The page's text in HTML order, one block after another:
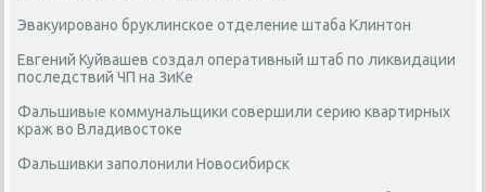
Эвакуировано бруклинское отделение штаба Клинтон
Евгений Куйвашев создал оперативный штаб по ликвидации
последствий ЧП на ЗиКе
Фальшивые коммунальщики совершили серию квартирных
краж во Владивостоке
Фальшивки заполонили Новосибирск